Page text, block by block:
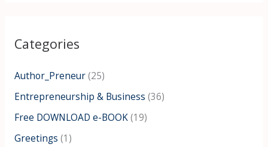
c
f
o
r
:
Categories
Author_Preneur(25)
Entrepreneurship & Business (36)
Free DOWNLOAD e-BOOK(19)
Greetings (1)